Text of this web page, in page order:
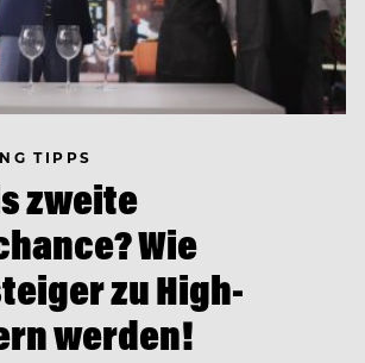
TIPPS
zweite
Wie
zu High-
werden!